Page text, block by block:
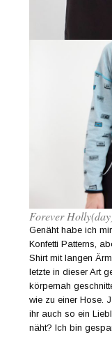
Forever
Genäht habe ich
Konfetti Patterns,
Shirt mit langen
letzte in dieser Art
körpernah
wie zu einer Hose.
ihr auch so ein
näht? Ich bin